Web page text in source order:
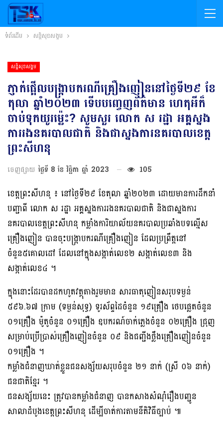
ទំព័រដើម សន្តិសុខសង្គម
សន្តិសុខសង្គម
ភ្ញាក់ផ្អើលបង្រ្កាបករណីគ្រឿងញៀននៅថ្ងៃទី២៩ ខែ
តុលា ឆ្នាំ២០២៣ ទើបបញ្ចេញព័ត៌មាន ហេតុអីក៏
ចាប់ទុកយូរម្ល៉េះ? សូមសួរ លោក ស រដ្ឋា អគ្គស្នង
ការរងនគរបាលជាតិ និងជាស្នងការនគរបាលខេត្ត
ព្រះសីហនុ
ចេញផ្សាយ ថ្ងៃទី 8 ខែ វិច្ឆិកា ឆ្នាំ 2023 105
ខេត្តព្រះសីហនុ ៖ នៅថ្ងៃទី២៩ ខែតុលា ឆ្នាំ២០២៣ ដោយមានការដឹកនាំ
បញ្ជាពី លោក ស រដ្ឋា អគ្គស្នងការរងនគរបាលជាតិ និងជាស្នងការ
នគរបាលខេត្តព្រះសីហនុ កម្លាំងការិយាល័យនគរបាលប្រឆាំងបទល្មើស
គ្រឿងញៀន បានចុះបង្រ្កាបករណីគ្រឿងញៀន ដែលប្រព្រឹត្ដនៅ
ចំនួន៥គោលដៅ ដែលនៅក្នុងសង្កាត់លេខ២ សង្កាត់លេខ៣ និង
សង្កាត់លេខ៤ ។
ក្នុងនោះដែរបានដកហូតវត្ថុតាងរួមមាន សារធាតុញៀនសរុបទម្ងន់
៥៩៦.៦៧ ក្រាម (ទម្ងន់សុទ្ធ) ទូរស័ព្ទដៃចំនួន ១៩គ្រឿង ថេបផ្លេតចំនួន
០១គ្រឿង ម៉ូតូចំនួន ០១គ្រឿង ឧបករណ៍ចាក់ភ្លេងចំនួន ០២គ្រឿង ជ្រុញ
សម្រាប់ប្រើប្រាស់គ្រឿងញៀនចំនួន ០៩ និងជញ្ជីងថ្លឹងគ្រឿងញៀនចំនួន
០១គ្រឿង ។
កម្លាំងជំនាញឃាត់ខ្លួនជនសង្ស័យសរុបចំនួន ២១ នាក់ (ស្រី ០៦ នាក់)
ជនជាតិខ្មែរ ។
ជនសង្ស័យនេះ ត្រូវបានកម្លាំងជំនាញ បានកសាងសំណុំរឿងបញ្ជូន
សាលាដំបូងខេត្ដព្រះសីហនុ ដើម្បីចាត់ការតាមនីតិវិធីច្បាប់ ៕